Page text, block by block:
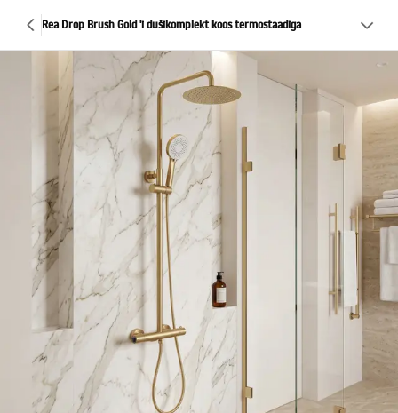
Rea Drop Brush Gold 'i dušikomplekt koos termostaadiga